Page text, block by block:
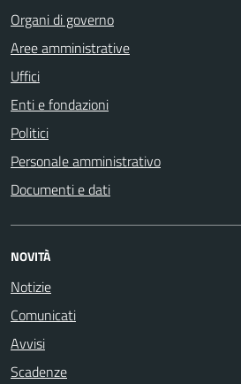
Organi di governo
Aree amministrative
Uffici
Enti e fondazioni
Politici
Personale amministrativo
Documenti e dati
NOVITÀ
Notizie
Comunicati
Avvisi
Scadenze